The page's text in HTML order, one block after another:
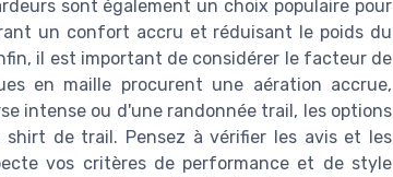
sont également un choix populaire pour
un confort accru et réduisant le poids du
il est important de considérer le facteur de
en maille procurent une aération accrue,
intense ou d'une randonnée trail, les options
de trail. Pensez à vérifier les avis et les
vos critères de performance et de style